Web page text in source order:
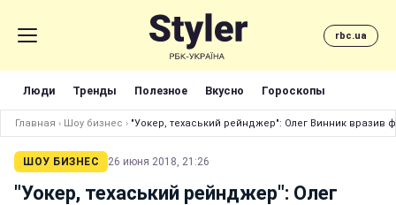
rbc.ua
Люди Тренды Полезное Вкусно Гороскопы
Главная › Шоу бизнес › "Уокер, техаський рейнджер": Олег Винник вразив
ШОУ БИЗНЕС 26 июня 2018, 21:26
"Уокер, техаський рейнджер": Олег